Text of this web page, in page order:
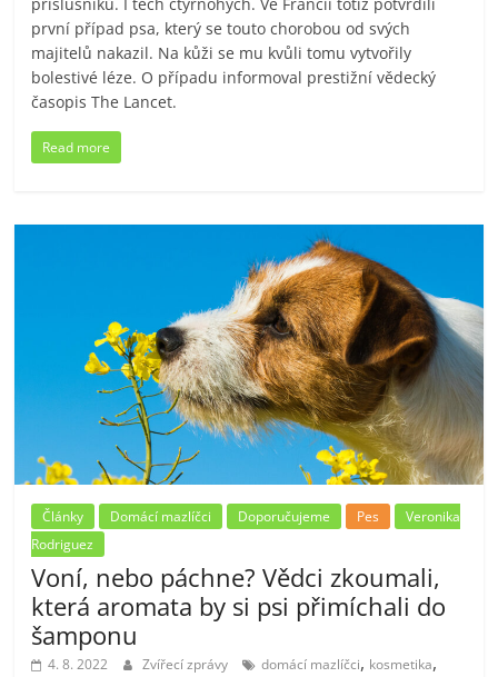
první případ psa, který se touto chorobou od svých
majitelů nakazil. Na kůži se mu kvůli tomu vytvořily
bolestivé léze. O případu informoval prestižní vědecký
časopis The Lancet.
Read more
Články Domácí mazlíčci Doporučujeme Pes
Veronika
Rodriguez
Voní, nebo páchne? Vědci zkoumali,
která aromata by si psi přimíchali do
šamponu
4. 8. 2022 Zvířecí zprávy domácí mazlíčci, kosmetika,